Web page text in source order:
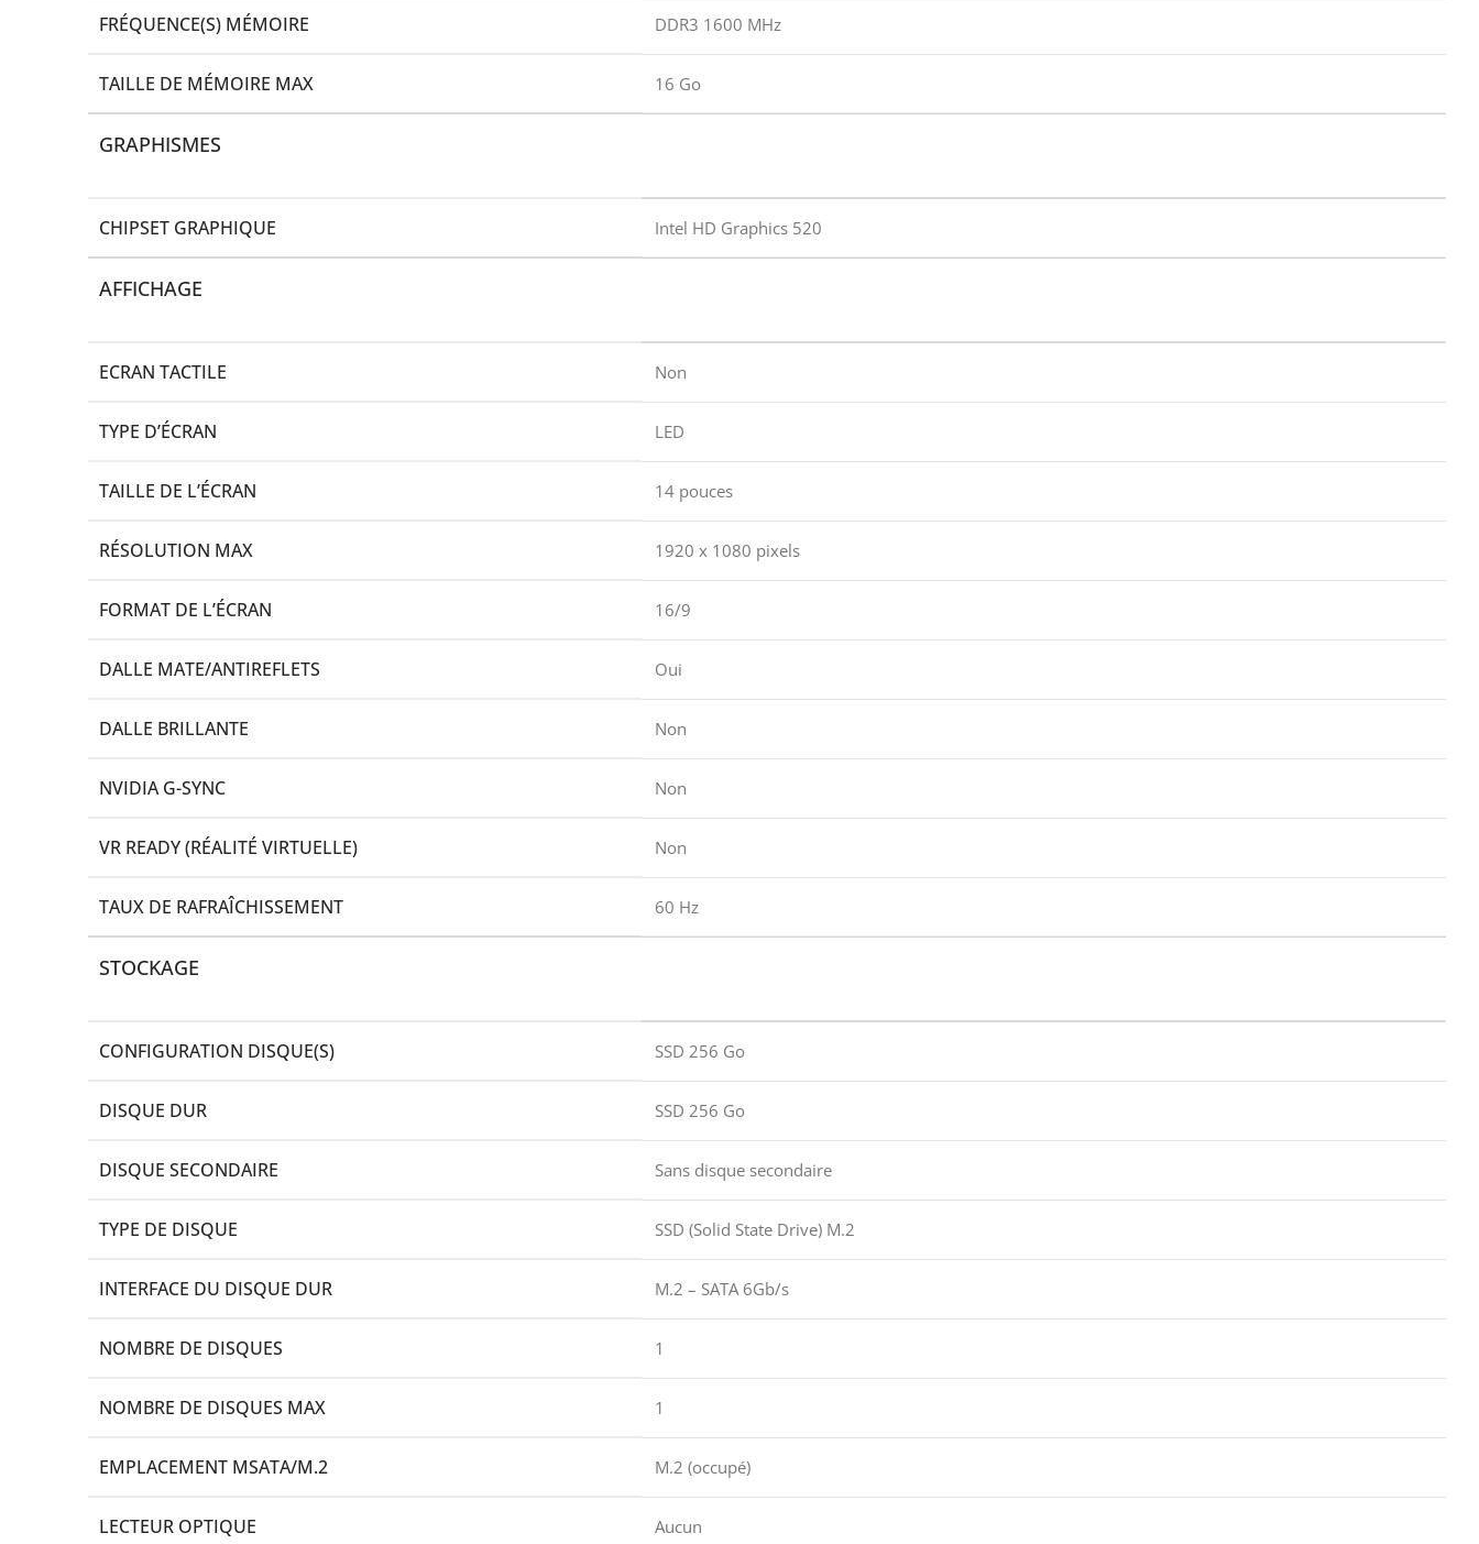
FRÉQUENCE(S) MÉMOIRE DDR3 1600 MHz
TAILLE DE MÉMOIRE MAX 16 Go
GRAPHISMES
CHIPSET GRAPHIQUE Intel HD Graphics 520
AFFICHAGE
ECRAN TACTILE Non
TYPE D’ÉCRAN LED
TAILLE DE L’ÉCRAN 14 pouces
RÉSOLUTION MAX 1920 x 1080 pixels
FORMAT DE L’ÉCRAN 16/9
DALLE MATE/ANTIREFLETS Oui
DALLE BRILLANTE Non
NVIDIA G-SYNC Non
VR READY (RÉALITÉ VIRTUELLE) Non
TAUX DE RAFRAÎCHISSEMENT 60 Hz
STOCKAGE
CONFIGURATION DISQUE(S) SSD 256 Go
DISQUE DUR SSD 256 Go
DISQUE SECONDAIRE Sans disque secondaire
TYPE DE DISQUE SSD (Solid State Drive) M.2
INTERFACE DU DISQUE DUR M.2 – SATA 6Gb/s
NOMBRE DE DISQUES 1
NOMBRE DE DISQUES MAX 1
EMPLACEMENT MSATA/M.2 M.2 (occupé)
LECTEUR OPTIQUE Aucun